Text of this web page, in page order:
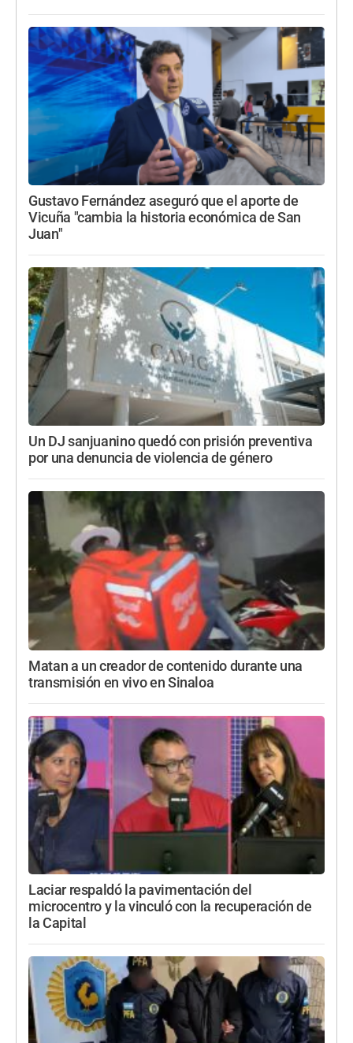
Gustavo Fernández aseguró que el aporte de
Vicuña "cambia la historia económica de San
Juan"
Un DJ sanjuanino quedó con prisión preventiva
por una denuncia de violencia de género
Matan a un creador de contenido durante una
transmisión en vivo en Sinaloa
Laciar respaldó la pavimentación del
microcentro y la vinculó con la recuperación de
la Capital